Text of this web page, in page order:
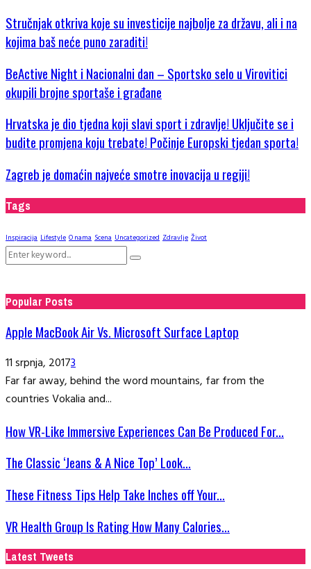
Stručnjak otkriva koje su investicije najbolje za državu, ali i na
kojima baš neće puno zaraditi!
BeActive Night i Nacionalni dan – Sportsko selo u Virovitici
okupili brojne sportaše i građane
Hrvatska je dio tjedna koji slavi sport i zdravlje! Uključite se i
budite promjena koju trebate! Počinje Europski tjedan sporta!
Zagreb je domaćin najveće smotre inovacija u regiji!
Tags
Inspiracija Lifestyle O nama Scena Uncategorized Zdravlje Život
Search
Search
Popular Posts
Apple MacBook Air Vs. Microsoft Surface Laptop
11 srpnja, 20173
Far far away, behind the word mountains, far from the
countries Vokalia and...
How VR-Like Immersive Experiences Can Be Produced For...
The Classic ‘Jeans & A Nice Top’ Look...
These Fitness Tips Help Take Inches off Your...
VR Health Group Is Rating How Many Calories...
Latest Tweets